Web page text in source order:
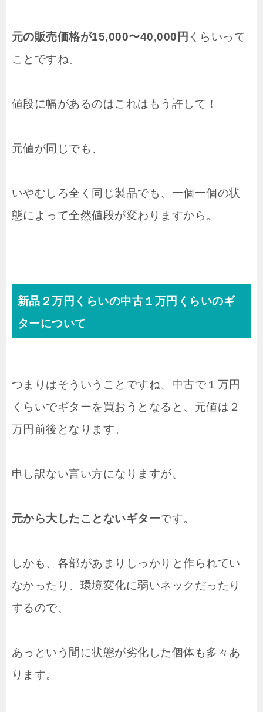
元の販売価格が15,000〜40,000円 くらいって
ことですね。
値段に幅があるのはこれはもう許して！
元値が同じでも、
いやむしろ全く同じ製品でも、一個一個の状
態によって全然値段が変わりますから。
新品２万円くらいの中古１万円くらいのギ
ターについて
つまりはそういうことですね、中古で１万円
くらいでギターを買おうとなると、元値は２
万円前後となります。
申し訳ない言い方になりますが、
元から大したことないギターです。
しかも、各部があまりしっかりと作られてい
なかったり、環境変化に弱いネックだったり
するので、
あっという間に状態が劣化した個体も多々あ
ります。